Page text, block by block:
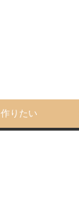
作りたい